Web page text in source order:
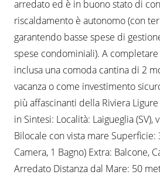
arredato ed è in buono stato di
riscaldamento è autonomo (con
garantendo basse spese di
spese condominiali). A
inclusa una comoda cantina di 2
vacanza o come investimento
più affascinanti della Riviera
in Sintesi: Località: Laigueglia (SV),
Bilocale con vista mare Superficie:
Camera, 1 Bagno) Extra: Balcone,
Arredato Distanza dal Mare: 50